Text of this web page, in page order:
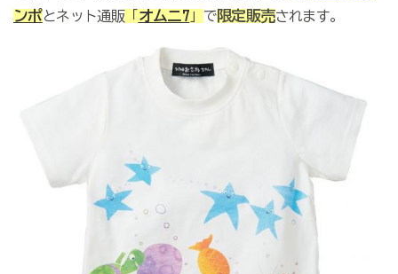
ンポとネット通販 「 オムニ7 」 で限定販売されます。